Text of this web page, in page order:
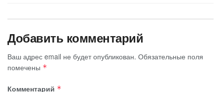
Добавить комментарий
Ваш адрес email не будет опубликован. Обязательные поля
помечены *
Комментарий *